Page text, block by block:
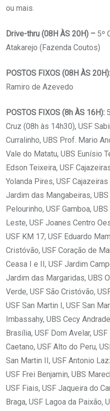
ou mais.
Drive-thru (08H ÀS 20H) – 5º
Atakarejo (Fazenda Coutos)
POSTOS FIXOS (08H ÀS 20H):
Ramiro de Azevedo
POSTOS FIXOS (8h ÀS 16H):
Cruz (08h às 14h30), USF
Curralinho, UBS Prof. Mario
Vale do Matatu, UBS Eunísio
Edson Teixeira, USF
Yolanda Pires, USF
Jardim das Mangabeiras,
Pelourinho, USF Gamboa,
Leste, USF Joanes Centro
USF KM 17, USF Eduardo
Cristóvão, USF Coração de
Ceasa I e II, USF Jardim
Jardim das Margaridas, UBS
Verde, USF São Cristóvão,
USF San Martin I, USF San
Imbassahy, UBS Cecy
Brasília, USF Dom Avelar,
Caetano, USF Alto do Peru,
San Martin II, USF Antonio
USF Frei Benjamin, UBS
USF Fiais, USF Jaqueira do
Braga, USF Lagoa da Paixão,